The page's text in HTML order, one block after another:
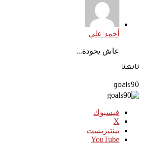
أحمد علي
عاش يحودة...
تابعنا
goals90
فيسبوك
‫X
بينتيريست
‫YouTube